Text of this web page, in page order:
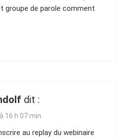
groupe de parole comment
dit :
16 h 07 min
au replay du webinaire